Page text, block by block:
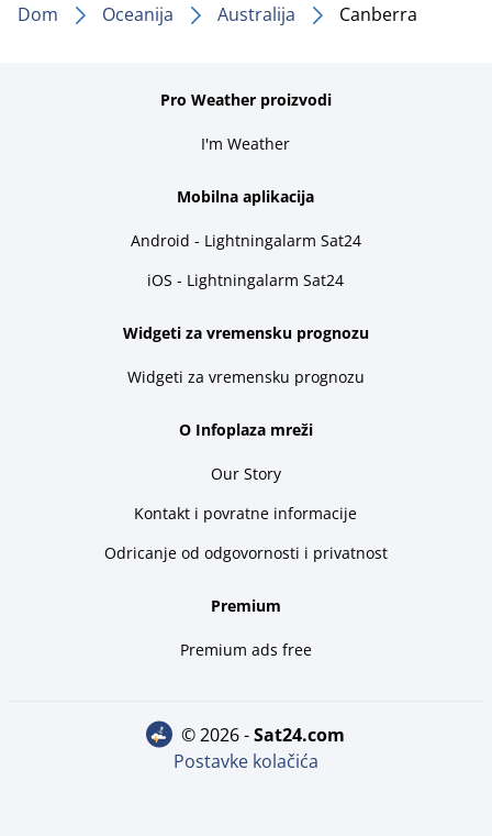
Dom Oceanija Australija Canberra
Pro Weather proizvodi
I'm Weather
Mobilna aplikacija
Android - Lightningalarm Sat24
iOS - Lightningalarm Sat24
Widgeti za vremensku prognozu
Widgeti za vremensku prognozu
O Infoplaza mreži
Our Story
Kontakt i povratne informacije
Odricanje od odgovornosti i privatnost
Premium
Premium ads free
© 2026 - sat24.com
Postavke kolačića